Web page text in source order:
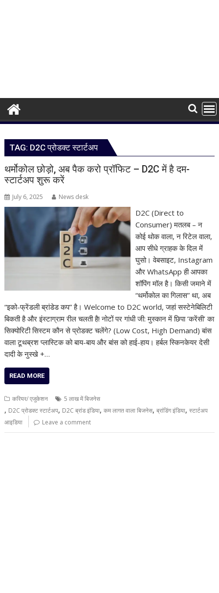
TAG: D2C प्रोडक्ट स्टार्टअप
थर्मोकोल छोड़ो, अब पैक करो प्रॉफिट – D2C में है दम-
स्टार्टअप शुरू करें
July 6, 2025 News desk
D2C (Direct to
Consumer) मतलब – न
कोई थोक वाला, न रिटेल वाला,
आप सीधे ग्राहक के दिल में
घुसो। वेबसाइट, Instagram
और WhatsApp ही आपका
शॉपिंग मॉल है। किसी जमाने में
“थर्मोकोल का गिलास” था, अब
“इको-फ्रेंडली ब्रांडेड कप” है। Welcome to D2C world, जहां सस्टेनेबिलिटी
बिकती है और इंस्टाग्राम रील चलती है! नोटों पर गांधी जी: मुस्कान में छिपा ‘करेंसी’ का
सिक्योरिटी सिस्टम कौन से प्रोडक्ट चलेंगे? (Low Cost, High Demand) बांस
वाला टूथब्रश प्लास्टिक को बाय-बाय और बांस को हाई-हाय। हर्बल स्किनकेयर देसी
दादी के नुस्खे +…
READ MORE
करियर/ एजुकेशन 5 लाख में बिजनेस
, D2C प्रोडक्ट स्टार्टअप, D2C ब्रांड इंडिया,कम लागत वाला बिजनेस,ब्रांडिंग इंडिया,स्टार्टअप
आइडिया
Leave a comment